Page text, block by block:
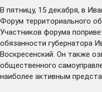
В пятницу, 15 декабря, в
Форум территориального
Участников форума
обязанности губернатора
Воскресенский. Он также
общественного
наиболее активным